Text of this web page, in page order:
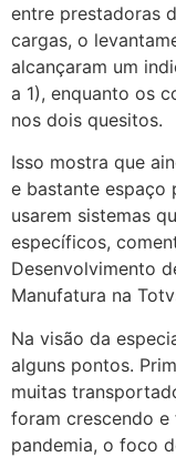
entre prestadoras
cargas, o
alcançaram um
a 1), enquanto os
nos dois quesitos.
Isso mostra que
e bastante espaço
usarem sistemas
específicos,
Desenvolvimento
Manufatura na
Na visão da
alguns pontos.
muitas
foram crescendo e
pandemia, o foco